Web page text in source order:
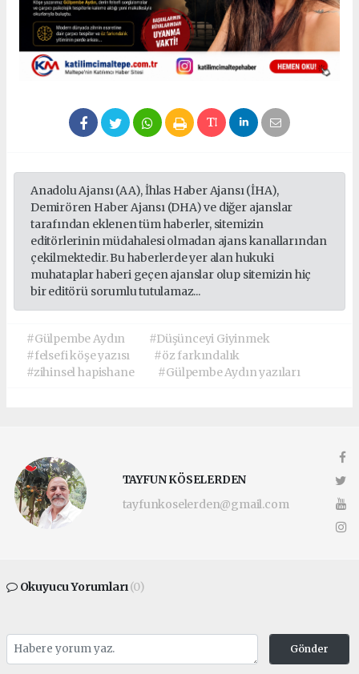
Anadolu Ajansı (AA), İhlas Haber Ajansı (İHA),
Demirören Haber Ajansı (DHA) ve diğer ajanslar
tarafından eklenen tüm haberler, sitemizin
editörlerinin müdahalesi olmadan ajans kanallarından
çekilmektedir. Bu haberlerde yer alan hukuki
muhataplar haberi geçen ajanslar olup sitemizin hiç
bir editörü sorumlu tutulamaz...
#Gülpembe Aydın
#Düşünceyi Giyinmek
#felsefi köşe yazısı
#öz farkındalık
#zihinsel hapishane
#Gülpembe Aydın yazıları
TAYFUN KÖSELERDEN
tayfunkoselerden@gmail.com
Okuyucu Yorumları(0)
Gönder